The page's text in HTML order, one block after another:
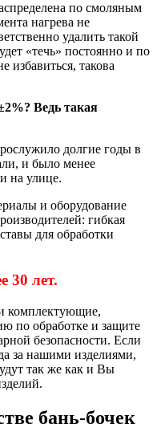
по смоляным
нагрева не
удалить такой
«течь» постоянно и по
избавиться, такова
Ведь такая
долгие годы в
и было менее
на улице.
и оборудование
гибкая
для обработки
30 лет.
комплектующие,
по обработке и защите
безопасности. Если
за нашими изделиями,
так же как и Вы
бань-бочек